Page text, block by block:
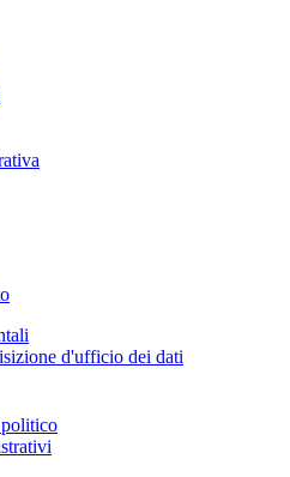
d'ufficio dei dati